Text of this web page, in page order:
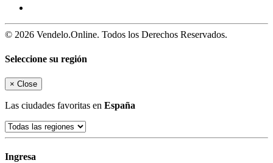
© 2026 Vendelo.Online. Todos los Derechos Reservados.
Seleccione su región
× Close
Las ciudades favoritas en España
Ingresa